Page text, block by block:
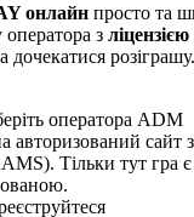
онлайн просто та
оператора з
дочекатися
оператора ADM
авторизований сайт
Тільки тут гра